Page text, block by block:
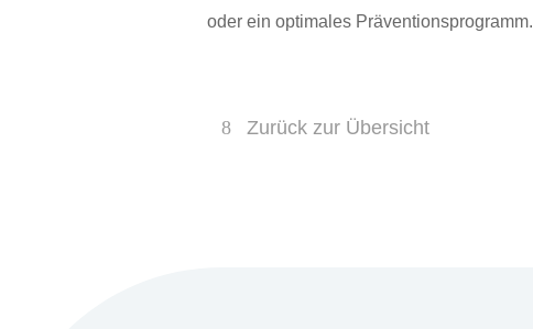
oder ein optimales Präventionsprogramm.
Zurück zur Übersicht